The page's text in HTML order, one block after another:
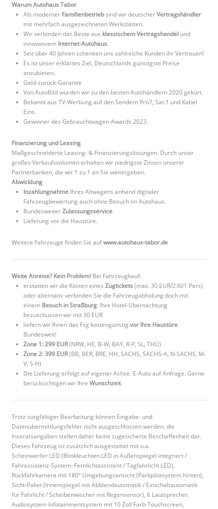
Warum Autohaus Tabor
Als moderner Familienbetriebsind wir deutscherVertragshändler
mit mehrfach ausgezeichneten Werkstätten.
Wir verbinden das Beste aus klassischem Vertragshandel und
innovativem Internet-Autohaus.
Seit über 40 Jahren schenken uns zahlreiche Kunden ihr Vertrauen!
Es ist unser erklärtes Ziel, Deutschlands günstigste Preise
anzubieten.
Geld-zurück-Garantie
Von AutoBild wurden wir zu den besten Autohändlern 2020 gekürt.
Bekannt aus TV-Werbung auf den Sendern Pro7, Sat.1 und Kabel
Eins.
Gewinner des Gebrauchtwagen-Awards 2023.
Finanzierung und Leasing
Maßgeschneiderte Leasing- & Finanzierungslösungen. Durch unser
großes Verkaufsvolumen erhalten wir niedrigste Zinsen unserer
Partnerbanken, die wir 1 zu 1 an Sie weitergeben.
Abwicklung
Inzahlungnahme Ihres Altwagens anhand digitaler
Fahrzeugbewertung auch ohne Besuch im Autohaus.
BundesweiterZulassungsservice.
Lieferung vor die Haustüre.
Weitere Fahrzeuge finden Sie aufwww.autohaus-tabor.de
Weite Anreise? Kein Problem! Bei Fahrzeugkauf:
erstatten wir die Kosten eines Zugtickets(max. 30 EUR/2.Kl/1 Pers)
oder alternativ verbinden Sie die Fahrzeugabholung doch mit
einem Besuch in Straßburg: Ihre Hotel-Übernachtung
bezuschussen wir mit 30 EUR
liefern wir Ihnen das Fzg kostengünstig vor Ihre Haustüre.
Bundesweit!
Zone 1: 299 EUR(NRW, HE, B-W, BAY, R-P, SL, THÜ)
Zone 2: 399 EUR(BB, BER, BRE, HH, SACHS, SACHS-A, N-SACHS, M-
V, S-H)
Die Lieferung erfolgt auf eigener Achse. E-Auto auf Anfrage. Gerne
berücksichtigen wir Ihre Wunschzeit.
Trotz sorgfältiger Bearbeitung können Eingabe- und
Datenübermittlungsfehler nicht ausgeschlossen werden, die
Inseratsangaben stellen daher keine zugesicherte Beschaffenheit dar.
Dieses Fahrzeug ist zusätzlich ausgestattet mit u.a.
Scheinwerfer LED (Blinkleuchten LED in Außenspiegel integriert /
Fahrassistenz-System: Fernlichtassistent / Tagfahrlicht LED),
Rückfahrkamera mit 180° Umgebungsansicht (Parkpilotsystem hinten),
Sicht-Paket (Innenspiegel mit Abblendautomatik / Einschaltautomatik
für Fahrlicht / Scheibenwischer mit Regensensor), 6 Lautsprecher,
Audiosystem Infotainmentsystem mit 10 Zoll Farb-Touchscreen,